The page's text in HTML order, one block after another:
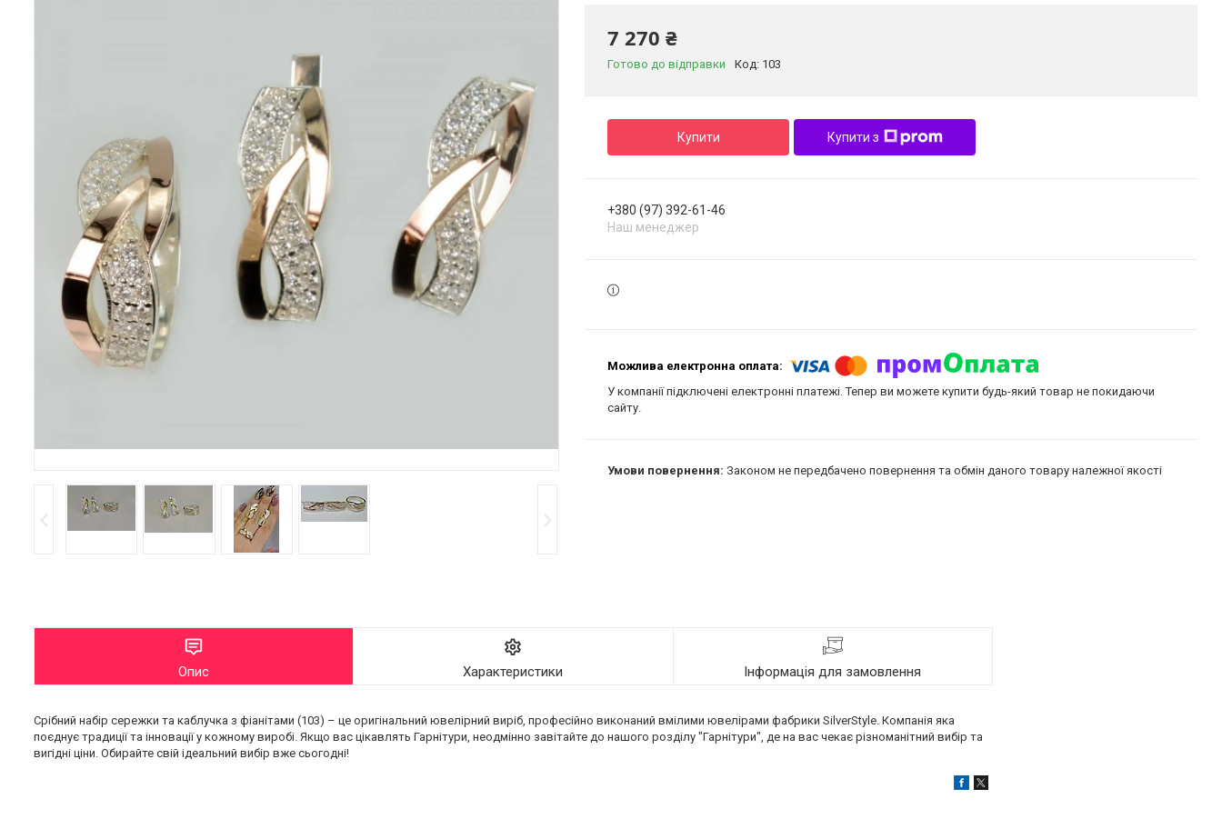
7 270 ₴
Готово до відправки Код: 103
Купити Купити з
+380 (97) 392-61-46
Наш менеджер
У компанії підключені електронні платежі. Тепер ви можете купити будь-який товар не покидаючи
сайту.
Законом не передбачено повернення та обмін даного товару належної якості
Опис Характеристики Інформація для замовлення
Срібний набір сережки та каблучка з фіанітами (103) – це оригінальний ювелірний виріб, професійно виконаний вмілими ювелірами фабрики SilverStyle. Компанія яка
поєднує традиції та інновації у кожному виробі. Якщо вас цікавлять Гарнітури, неодмінно завітайте до нашого розділу "Гарнітури", де на вас чекає різноманітний вибір та
вигідні ціни. Обирайте свій ідеальний вибір вже сьогодні!